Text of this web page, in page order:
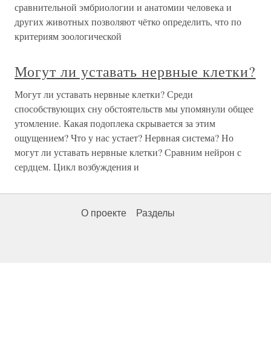
сравнительной эмбриологии и анатомии человека и
других животных позволяют чётко определить, что по
критериям зоологической
Могут ли уставать нервные клетки?
Могут ли уставать нервные клетки? Среди
способствующих сну обстоятельств мы упомянули общее
утомление. Какая подоплека скрывается за этим
ощущением? Что у нас устает? Нервная система? Но
могут ли уставать нервные клетки? Сравним нейрон с
сердцем. Цикл возбуждения и
О проекте Разделы